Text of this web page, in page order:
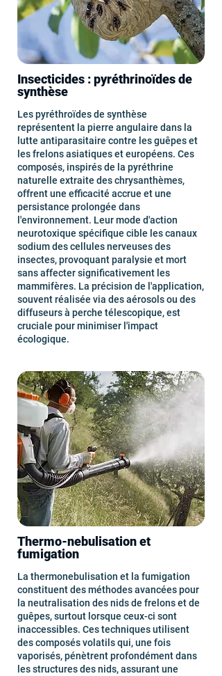
Insecticides : pyréthrinoïdes de
synthèse
Les pyréthroïdes de synthèse
représentent la pierre angulaire dans la
lutte antiparasitaire contre les guêpes et
les frelons asiatiques et européens. Ces
composés, inspirés de la pyréthrine
naturelle extraite des chrysanthèmes,
offrent une efficacité accrue et une
persistance prolongée dans
l'environnement. Leur mode d'action
neurotoxique spécifique cible les canaux
sodium des cellules nerveuses des
insectes, provoquant paralysie et mort
sans affecter significativement les
mammifères. La précision de l'application,
souvent réalisée via des aérosols ou des
diffuseurs à perche télescopique, est
cruciale pour minimiser l'impact
écologique.
Thermo-nebulisation et
fumigation
La thermonebulisation et la fumigation
constituent des méthodes avancées pour
la neutralisation des nids de frelons et de
guêpes, surtout lorsque ceux-ci sont
inaccessibles. Ces techniques utilisent
des composés volatils qui, une fois
vaporisés, pénètrent profondément dans
les structures des nids, assurant une